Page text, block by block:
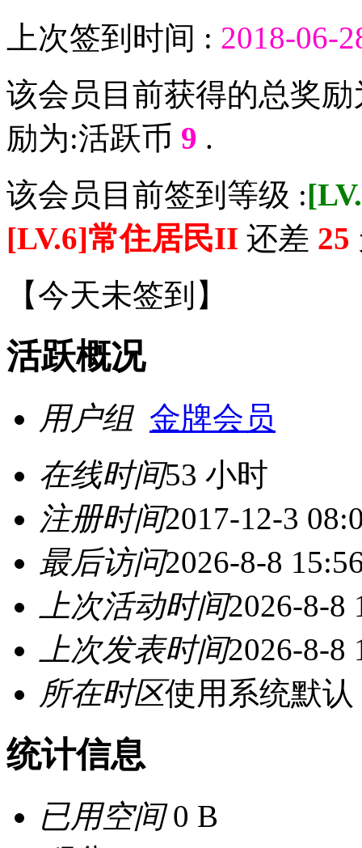
上次签到时间 : 2018-06-
该会员目前获得的总奖
励为:活跃币 9 .
该会员目前签到等级 :
[LV.6]常住居民II 还差 25
【今天未签到 】
活跃概况
用户组 金牌会员
在线时间53 小时
注册时间2017-12-3
最后访问2026-8-8
上次活动时间2026-8-8
上次发表时间2026-8-8
所在时区使用系统默认
统计信息
已用空间0 B